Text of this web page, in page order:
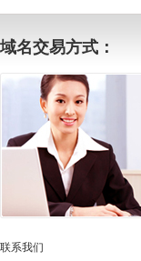
域名交易方式：
联系我们